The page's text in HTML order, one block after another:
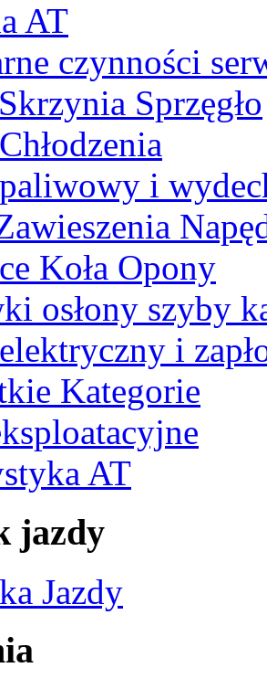
AT
czynności
Sprzęgło
i
Koła Opony
osłony szyby
i
Kategorie
AT
jazdy
Jazdy